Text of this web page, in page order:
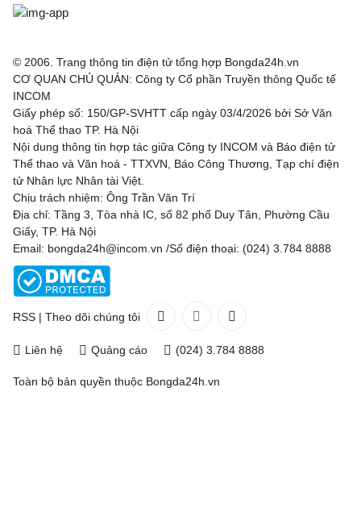
© 2006. Trang thông tin điện tử tổng hợp Bongda24h.vn
CƠ QUAN CHỦ QUẢN: Công ty Cổ phần Truyền thông Quốc tế
INCOM
Giấy phép số: 150/GP-SVHTT cấp ngày 03/4/2026 bởi Sở Văn
hoá Thể thao TP. Hà Nội
Nội dung thông tin hợp tác giữa Công ty INCOM và Báo điện tử
Thể thao và Văn hoá - TTXVN, Báo Công Thương, Tạp chí điện
tử Nhân lực Nhân tài Việt.
Chịu trách nhiệm: Ông Trần Văn Trí
Địa chỉ: Tầng 3, Tòa nhà IC, số 82 phố Duy Tân, Phường Cầu
Giấy, TP. Hà Nội
Email: bongda24h@incom.vn /Số điện thoại: (024) 3.784 8888
RSS | Theo dõi chúng tôi
Liên hệ Quảng cáo (024) 3.784 8888
Toàn bộ bản quyền thuộc Bongda24h.vn